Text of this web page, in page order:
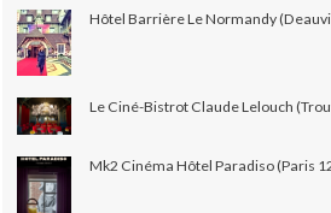
Hôtel Barrière Le Normandy
Le Ciné-Bistrot Claude Lelouch
Mk2 Cinéma Hôtel Paradiso (Paris